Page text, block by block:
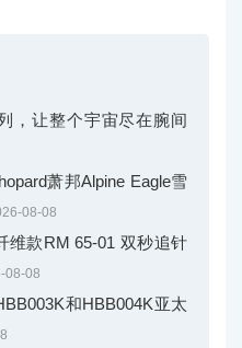
质勾勒柔美造型，焕发精
，让整个宇宙尽在腕间
萧邦Alpine Eagle雪
08-08
维款RM 65-01 双秒追针
08-08
和HBB004K亚太